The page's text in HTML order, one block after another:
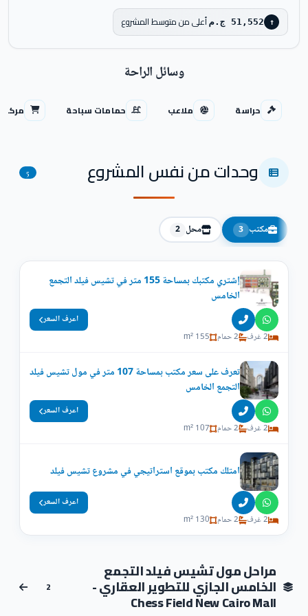
↑ 51,552 ج.م أعلى من متوسط المشروع
وسائل الراحة
حراسة ملاعب حمامات سباحة مركز
وحدات من نفس المشروع 5
مكتب 3 محل 2
إشتري مكتبك بمساحة 155 متر في تشيس فيلد التجمع
الخامس
2 غرف 2 حمام 155 m²
اعرف السعر
تعرف على سعر مكتب بمساحة 107 متر في مول تشيس فيلد
التجمع الخامس
2 غرف 2 حمام 107 m²
اعرف السعر
امتلك مكتب بموقع استراتيجي في مشروع تشيس فيلد
2 غرف 2 حمام 130 m²
اعرف السعر
مراحل مول تشيس فيلد التجمع
الخامس الجازي للتطوير العقاري -
Chess Field New Cairo Mall
2